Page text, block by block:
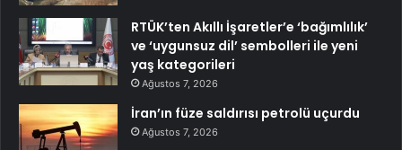
RTÜK’ten Akıllı İşaretler’e ‘bağımlılık’
ve ‘uygunsuz dil’ sembolleri ile yeni
yaş kategorileri
Ağustos 7, 2026
İran’ın füze saldırısı petrolü uçurdu
Ağustos 7, 2026